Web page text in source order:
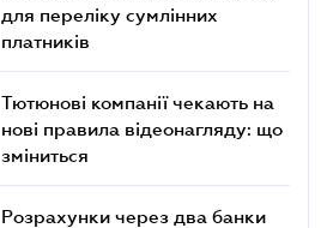
для переліку сумлінних
платників
Тютюнові компанії чекають на
нові правила відеонагляду: що
зміниться
Розрахунки через два банки